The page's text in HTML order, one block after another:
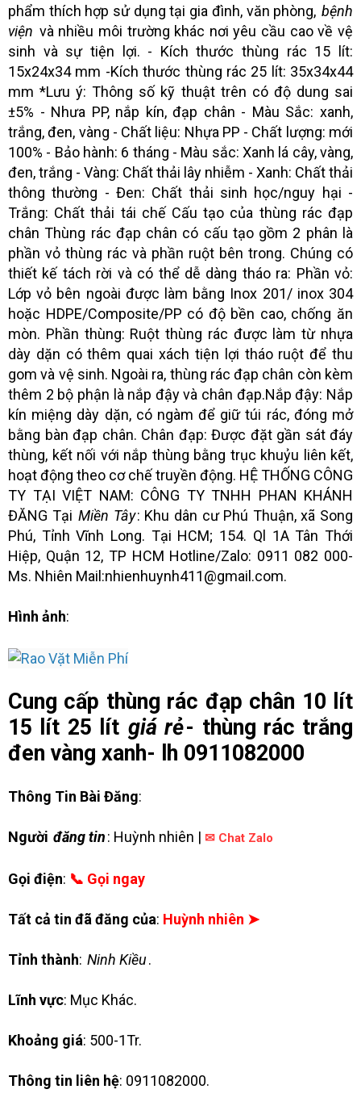
phẩm thích hợp sử dụng tại gia đình, văn phòng, bệnh
viện và nhiều môi trường khác nơi yêu cầu cao về vệ
sinh và sự tiện lợi. - Kích thước thùng rác 15 lít:
15x24x34 mm -Kích thước thùng rác 25 lít: 35x34x44
mm *Lưu ý: Thông số kỹ thuật trên có độ dung sai
±5% - Nhưa PP, nắp kín, đạp chân - Màu Sắc: xanh,
trắng, đen, vàng - Chất liệu: Nhựa PP - Chất lượng: mới
100% - Bảo hành: 6 tháng - Màu sắc: Xanh lá cây, vàng,
đen, trắng - Vàng: Chất thải lây nhiễm - Xanh: Chất thải
thông thường - Đen: Chất thải sinh học/nguy hại -
Trắng: Chất thải tái chế Cấu tạo của thùng rác đạp
chân Thùng rác đạp chân có cấu tạo gồm 2 phân là
phần vỏ thùng rác và phần ruột bên trong. Chúng có
thiết kế tách rời và có thể dễ dàng tháo ra: Phần vỏ:
Lớp vỏ bên ngoài được làm bằng Inox 201/ inox 304
hoặc HDPE/Composite/PP có độ bền cao, chống ăn
mòn. Phần thùng: Ruột thùng rác được làm từ nhựa
dày dặn có thêm quai xách tiện lợi tháo ruột để thu
gom và vệ sinh. Ngoài ra, thùng rác đạp chân còn kèm
thêm 2 bộ phận là nắp đậy và chân đạp.Nắp đậy: Nắp
kín miệng dày dặn, có ngàm để giữ túi rác, đóng mở
bằng bàn đạp chân. Chân đạp: Được đặt gần sát đáy
thùng, kết nối với nắp thùng bằng trục khuỷu liên kết,
hoạt động theo cơ chế truyền động. HỆ THỐNG CÔNG
TY TẠI VIỆT NAM: CÔNG TY TNHH PHAN KHÁNH
ĐĂNG Tại Miền Tây: Khu dân cư Phú Thuận, xã Song
Phú, Tỉnh Vĩnh Long. Tại HCM; 154. Ql 1A Tân Thới
Hiệp, Quận 12, TP HCM Hotline/Zalo: 0911 082 000-
Ms. Nhiên Mail:nhienhuynh411@gmail.com.
Hình ảnh:
Cung cấp thùng rác đạp chân 10 lít
15 lít 25 lít giá rẻ- thùng rác trắng
đen vàng xanh- lh 0911082000
Thông Tin Bài Đăng:
Người đăng tin: Huỳnh nhiên | ✉ Chat Zalo
Gọi điện: 📞 Gọi ngay
Tất cả tin đã đăng của: Huỳnh nhiên ➤
Tỉnh thành: Ninh Kiều.
Lĩnh vực: Mục Khác.
Khoảng giá: 500-1Tr.
Thông tin liên hệ: 0911082000.